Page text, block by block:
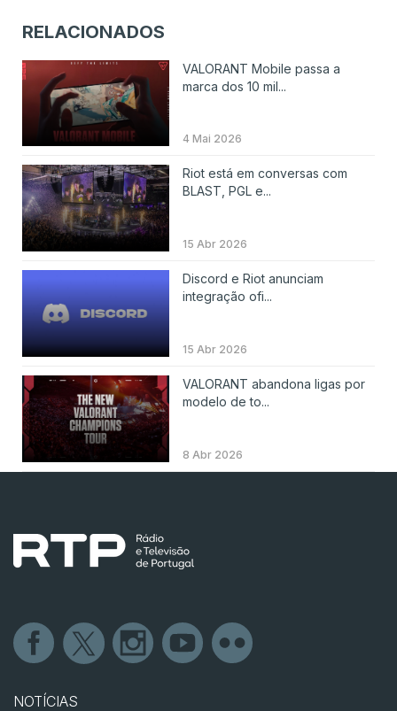
RELACIONADOS
VALORANT Mobile passa a
marca dos 10 mil...
4 Mai 2026
Riot está em conversas com
BLAST, PGL e...
15 Abr 2026
Discord e Riot anunciam
integração ofi...
15 Abr 2026
VALORANT abandona ligas por
modelo de to...
8 Abr 2026
NOTÍCIAS